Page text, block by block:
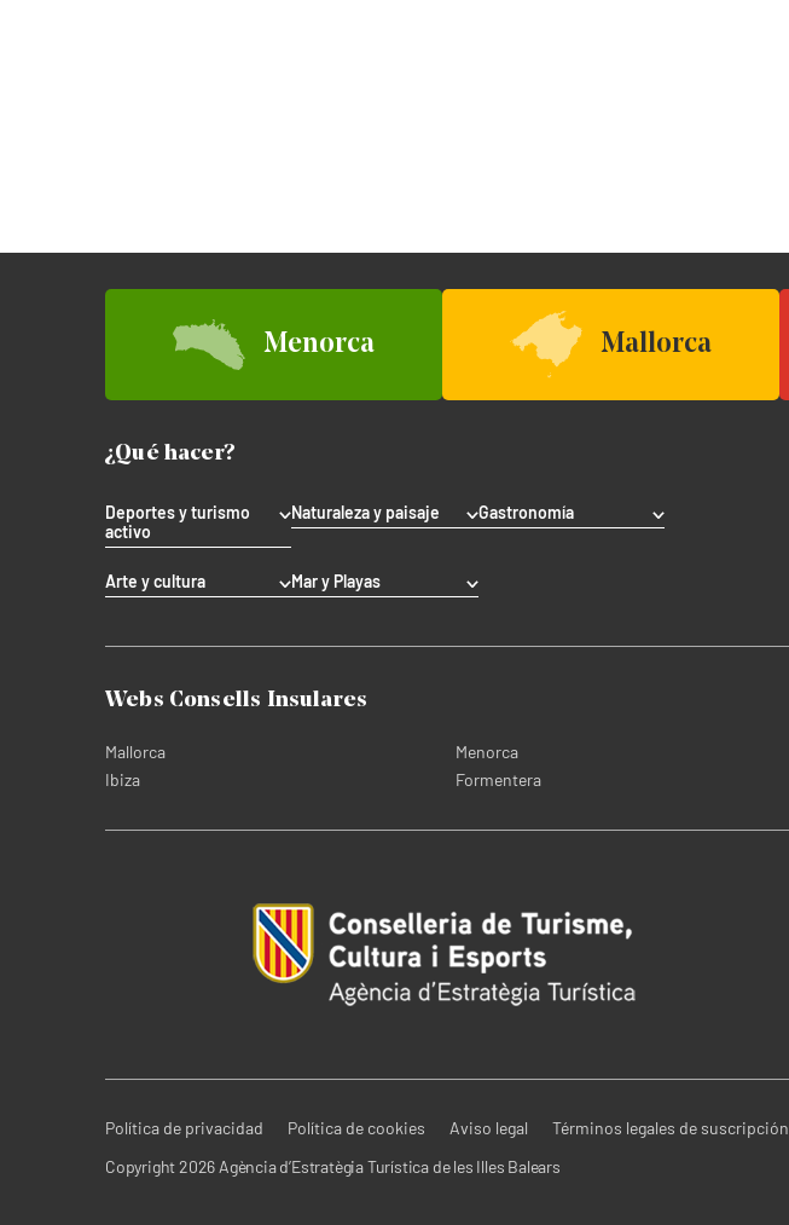
Menorca Mallorca
¿Qué hacer?
Deportes y turismo
activo
Naturaleza y paisaje Gastronomía
Arte y cultura Mar y Playas
Webs Consells Insulares
Mallorca
Menorca
Ibiza
Formentera
Política de privacidad Política de cookies Aviso legal
Términos legales de suscripción
Copyright 2026 Agència d’Estratègia Turística de les Illes Balears